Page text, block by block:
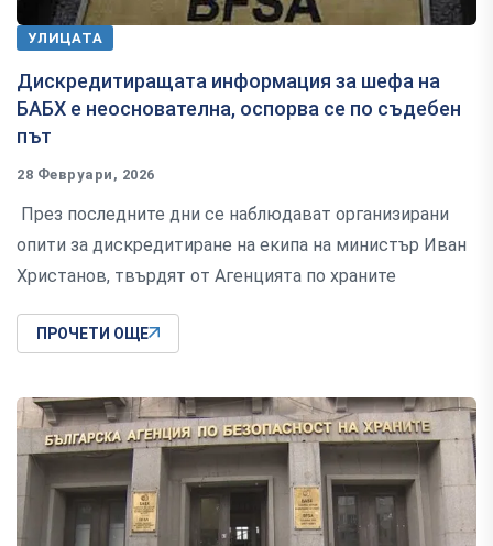
УЛИЦАТА
Дискредитиращата информация за шефа на
БАБХ е неоснователна, оспорва се по съдебен
път
28 Февруари, 2026
През последните дни се наблюдават организирани
опити за дискредитиране на екипа на министър Иван
Христанов, твърдят от Агенцията по храните
ПРОЧЕТИ ОЩЕ